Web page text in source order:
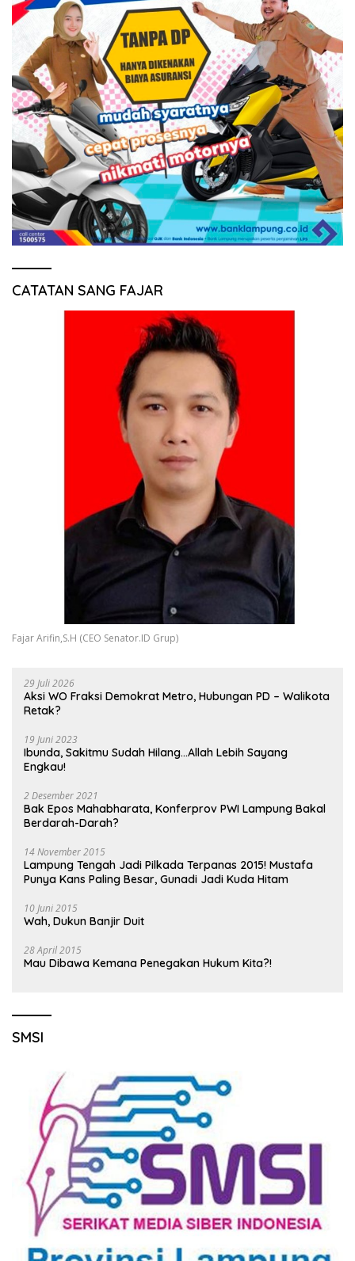
CATATAN SANG FAJAR
Fajar Arifin,S.H (CEO Senator.ID Grup)
29 Juli 2026
Aksi WO Fraksi Demokrat Metro, Hubungan PD – Walikota
Retak?
19 Juni 2023
Ibunda, Sakitmu Sudah Hilang…Allah Lebih Sayang
Engkau!
2 Desember 2021
Bak Epos Mahabharata, Konferprov PWI Lampung Bakal
Berdarah-Darah?
14 November 2015
Lampung Tengah Jadi Pilkada Terpanas 2015! Mustafa
Punya Kans Paling Besar, Gunadi Jadi Kuda Hitam
10 Juni 2015
Wah, Dukun Banjir Duit
28 April 2015
Mau Dibawa Kemana Penegakan Hukum Kita?!
SMSI